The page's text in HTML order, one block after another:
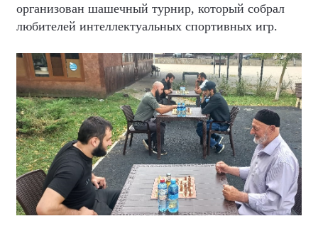
организован шашечный турнир, который собрал
любителей интеллектуальных спортивных игр.